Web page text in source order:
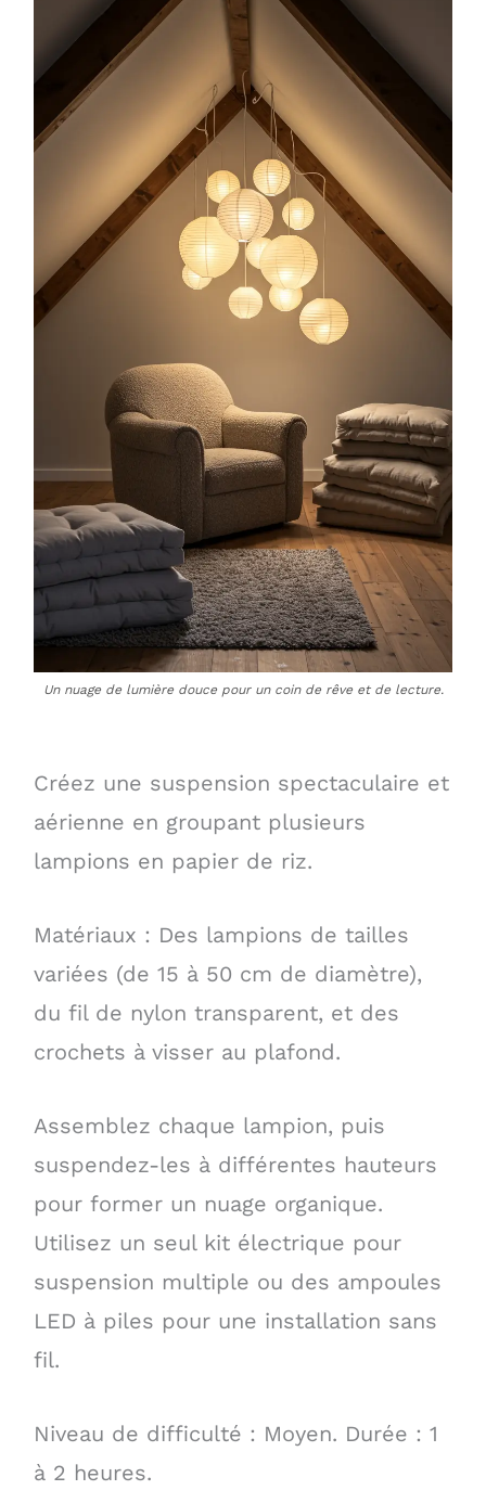
Un nuage de lumière douce pour un coin de rêve et de lecture.
Créez une suspension spectaculaire et
aérienne en groupant plusieurs
lampions en papier de riz.
Matériaux : Des lampions de tailles
variées (de 15 à 50 cm de diamètre),
du fil de nylon transparent, et des
crochets à visser au plafond.
Assemblez chaque lampion, puis
suspendez-les à différentes hauteurs
pour former un nuage organique.
Utilisez un seul kit électrique pour
suspension multiple ou des ampoules
LED à piles pour une installation sans
fil.
Niveau de difficulté : Moyen. Durée : 1
à 2 heures.